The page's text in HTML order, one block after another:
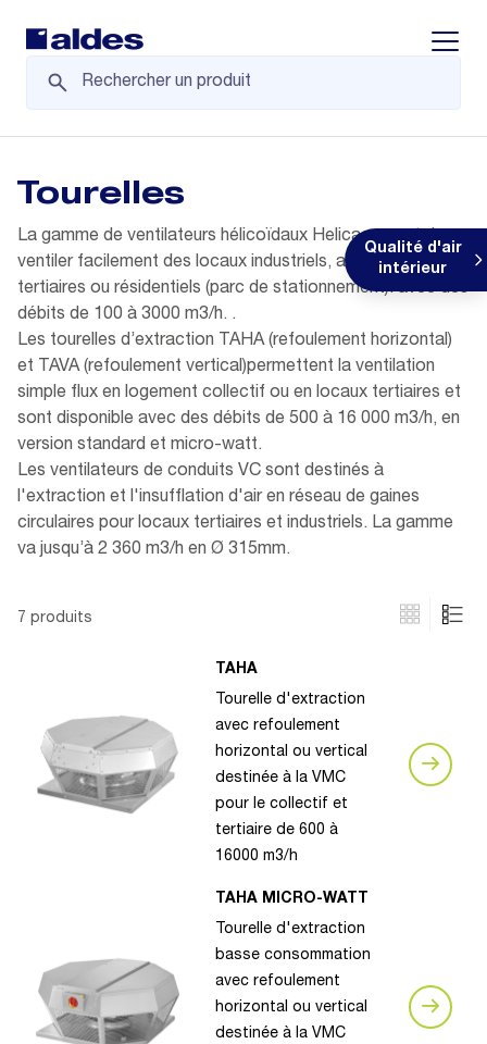
Qualité d'air
intérieur
Tourelles
La gamme de ventilateurs hélicoïdaux Helica permet de
ventiler facilement des locaux industriels, agricoles,
tertiaires ou résidentiels (parc de stationnement). avec des
débits de 100 à 3000 m3/h. .
Les tourelles d’extraction TAHA (refoulement horizontal)
et TAVA (refoulement vertical)permettent la ventilation
simple flux en logement collectif ou en locaux tertiaires et
sont disponible avec des débits de 500 à 16 000 m3/h, en
version standard et micro-watt.
Les ventilateurs de conduits VC sont destinés à
l'extraction et l'insufflation d'air en réseau de gaines
circulaires pour locaux tertiaires et industriels. La gamme
va jusqu’à 2 360 m3/h en Ø 315mm.
7 produits
TAHA
Tourelle d'extraction
avec refoulement
horizontal ou vertical
destinée à la VMC
pour le collectif et
tertiaire de 600 à
16000 m3/h
TAHA MICRO-WATT
Tourelle d'extraction
basse consommation
avec refoulement
horizontal ou vertical
destinée à la VMC